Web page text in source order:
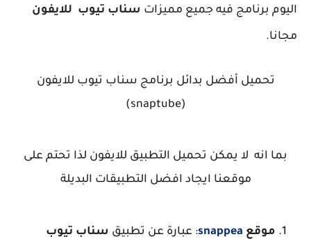
اليوم برنامج فيه جميع مميزات سناب تيوب للايفون
مجانا.
تحميل أفضل بدائل برنامج سناب تيوب للايفون
(snaptube)
بما انه لا يمكن تحميل التطبيق للايفون لذا تحتم على
موقعنا ايجاد افضل التطبيقات البديلة
موقع snappea: عبارة عن تطبيق سناب تيوب